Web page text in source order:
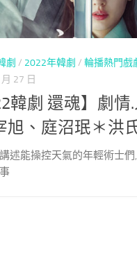
劇 / 2022年韓劇 / 輪播熱門戲
27 日
韓劇 還魂】劇
旭、庭沼珉＊洪
述能操控天氣的年輕術士